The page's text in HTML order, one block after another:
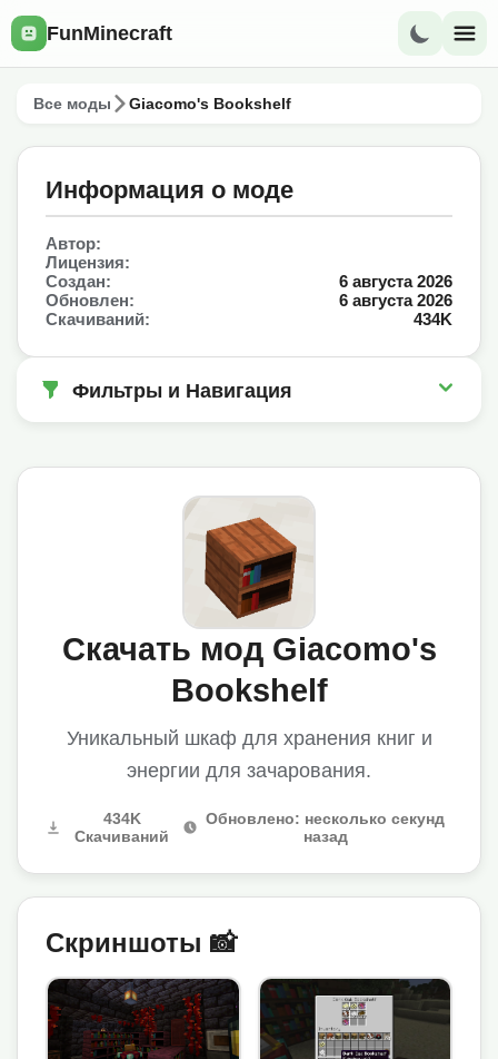
FunMinecraft
Все моды Giacomo's Bookshelf
Скачать мод Giacomo's
Bookshelf
Уникальный шкаф для хранения книг и
энергии для зачарования.
434K
Скачиваний
Обновлено: несколько секунд
назад
Скриншоты 📸
Информация о моде
Автор:
Лицензия:
Создан:
6 августа 2026
Обновлен:
6 августа 2026
Скачиваний:
434K
Фильтры и Навигация